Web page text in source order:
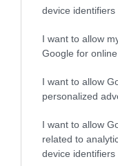
device identifiers
I want to allow
Google for
I want to allow
personalized
I want to allow
related to
device identifiers
tiszteletben tartásával
Vitézy Dávid:
egy
Saját életét is